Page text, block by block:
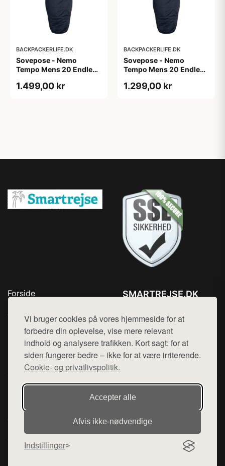
Vi bruger cookies på vores hjemmeside for at
forbedre din oplevelse, vise mere relevant
indhold og analysere trafikken. Kort sagt: for at
siden fungerer bedre – ikke for at være irriterende.
Cookie- og privatlivspolitik.
Accepter alle
Afvis ikke‑nødvendige
Indstillinger
BACKPACKERLIFE.DK
Sovepose - Nemo
Tempo Mens 20 Endless
1.499,00 kr
BACKPACKERLIFE.DK
Sovepose - Nemo
Tempo Mens 20 Endless
1.299,00 kr
Forside
Top Rabatter
Kontakt
SMARTREJSE.DK
Mail: hej@want.dk
Cookie- og privatlivspolitik
Denne side er en del af want.dk, der udgiver en række
hjemmesider med præsentation af forskellige produkter fra
diverse webshops. Der sælges ikke varer fra denne side - vi
henviser til de shops, som sælger varen. Vi har heller ikke
varerne på lager.